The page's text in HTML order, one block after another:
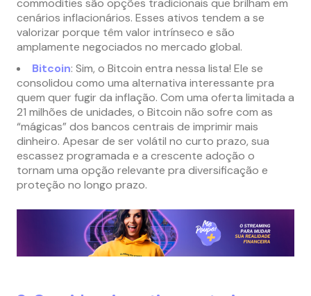
commodities são opções tradicionais que brilham em
cenários inflacionários. Esses ativos tendem a se
valorizar porque têm valor intrínseco e são
amplamente negociados no mercado global.
Bitcoin: Sim, o Bitcoin entra nessa lista! Ele se
consolidou como uma alternativa interessante pra
quem quer fugir da inflação. Com uma oferta limitada a
21 milhões de unidades, o Bitcoin não sofre com as
“mágicas” dos bancos centrais de imprimir mais
dinheiro. Apesar de ser volátil no curto prazo, sua
escassez programada e a crescente adoção o
tornam uma opção relevante pra diversificação e
proteção no longo prazo.